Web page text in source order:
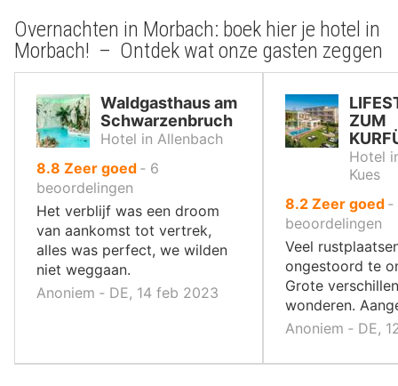
Overnachten in Morbach: boek hier je hotel in
Morbach! – Ontdek wat onze gasten zeggen
Waldgasthaus am
Schwarzenbruch
Hotel in Allenbach
8.8 uit
10
Zeer goed ‐ 6
beoordelingen
Het verblijf was een droom
van aankomst tot vertrek,
alles was perfect, we wilden
niet weggaan.
Anoniem ‐ DE, 14 feb 2023
ZUM
Hotel
Kues
8.2 uit
10
,
Zeer goed ‐
beoordelingen
Veel
ongestoord te
Grote
wonderen.
Anoniem ‐ DE,